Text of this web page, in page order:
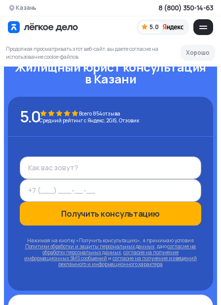
Казань
5.0
8 (800) 350-14-63
Продолжая просматривать этот веб-сайт, вы даете согласие на
использование cookie-файлов
Хорошо
Жилищный юрист консультация
в Казани
5.0 Всего 854отзыва
Средний рейтинг с Яндекс, 2GIS, Отзовик
Получить консультацию
Нажимая на кнопку «Получить консультацию», я принимаю условия
Политики обработки и защиты персональных данных, даюсогласие на
обработку персональных данных, согласие на получение
информационных SMS сообщений и согласие на получение извещений
рекламного и информационного характера